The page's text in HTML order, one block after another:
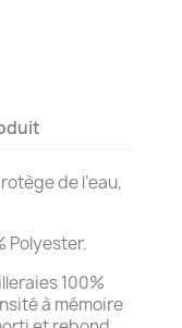
de l’eau,
Polyester.
100%
à mémoire